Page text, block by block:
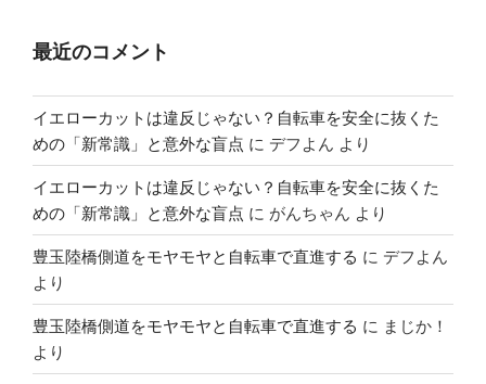
最近のコメント
イエローカットは違反じゃない？自転車を安全に抜くた
めの「新常識」と意外な盲点 に デフよん より
イエローカットは違反じゃない？自転車を安全に抜くた
めの「新常識」と意外な盲点 に がんちゃん より
豊玉陸橋側道をモヤモヤと自転車で直進する に デフよん
より
豊玉陸橋側道をモヤモヤと自転車で直進する に まじか！
より